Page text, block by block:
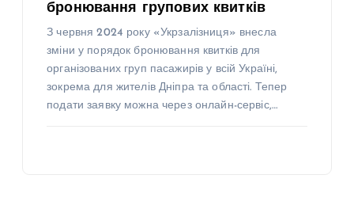
бронювання групових квитків
З червня 2024 року «Укрзалізниця» внесла
зміни у порядок бронювання квитків для
організованих груп пасажирів у всій Україні,
зокрема для жителів Дніпра та області. Тепер
подати заявку можна через онлайн-сервіс,…